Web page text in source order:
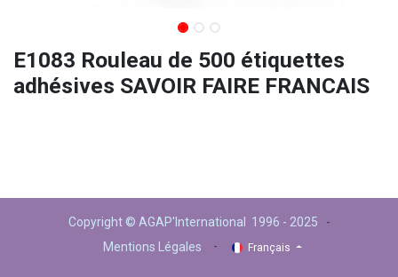
E1083 Rouleau de 500 étiquettes
adhésives SAVOIR FAIRE FRANCAIS
Copyright © AGAP'International 1996 - 2025 -
Mentions Légales
- Français